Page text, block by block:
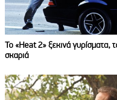
Το «Heat 2» ξεκινά γυρίσματα,
σκαριά